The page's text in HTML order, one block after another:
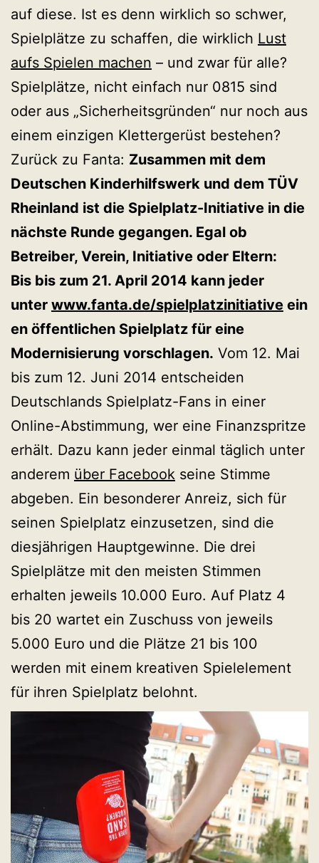
auf diese. Ist es denn wirklich so schwer,
Spielplätze zu schaffen, die wirklich Lust
aufs Spielen machen – und zwar für alle?
Spielplätze, nicht einfach nur 0815 sind
oder aus „Sicherheitsgründen“ nur noch aus
einem einzigen Klettergerüst bestehen?
Zurück zu Fanta: Zusammen mit dem
Deutschen Kinderhilfswerk und dem TÜV
Rheinland ist die Spielplatz-Initiative in die
nächste Runde gegangen. Egal ob
Betreiber, Verein, Initiative oder Eltern:
Bis bis zum 21. April 2014 kann jeder
unter www.fanta.de/spielplatzinitiative ein
en öffentlichen Spielplatz für eine
Modernisierung vorschlagen. Vom 12. Mai
bis zum 12. Juni 2014 entscheiden
Deutschlands Spielplatz-Fans in einer
Online-Abstimmung, wer eine Finanzspritze
erhält. Dazu kann jeder einmal täglich unter
anderem über Facebook seine Stimme
abgeben. Ein besonderer Anreiz, sich für
seinen Spielplatz einzusetzen, sind die
diesjährigen Hauptgewinne. Die drei
Spielplätze mit den meisten Stimmen
erhalten jeweils 10.000 Euro. Auf Platz 4
bis 20 wartet ein Zuschuss von jeweils
5.000 Euro und die Plätze 21 bis 100
werden mit einem kreativen Spielelement
für ihren Spielplatz belohnt.